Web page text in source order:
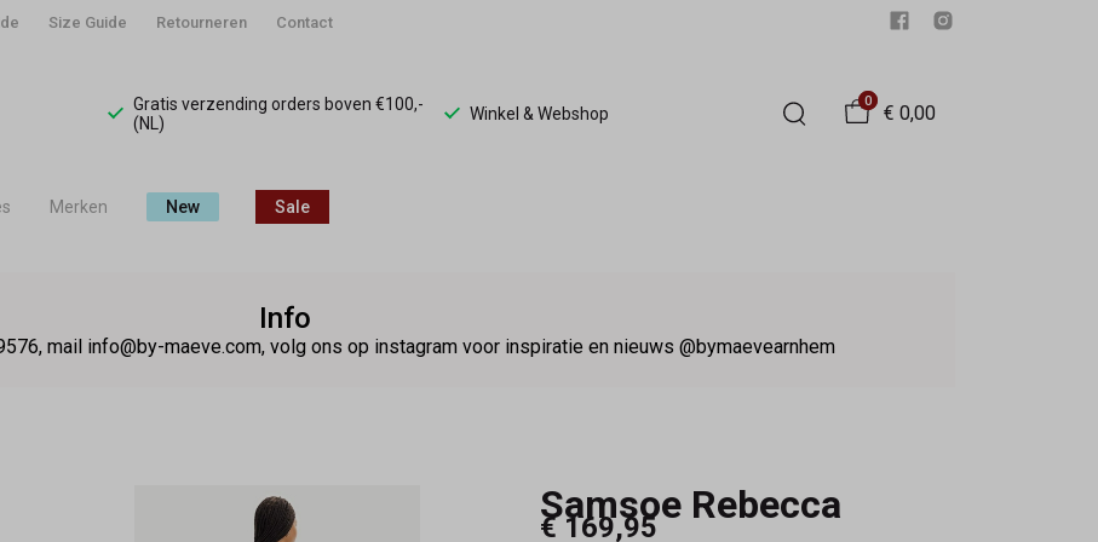
Size Guide Retourneren Contact
Gratis verzending orders boven €100,-
(NL)
Winkel & Webshop
0
€ 0,00
Merken New Sale
Info
mail info@by-maeve.com, volg ons op instagram voor inspiratie en nieuws @bymaevearnhem
Samsoe Rebecca
€ 169,95